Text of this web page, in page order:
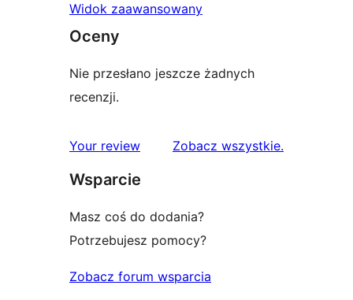
Widok zaawansowany
Oceny
Nie przesłano jeszcze żadnych
recenzji.
Your review Zobacz wszystkierecenzje
.
Wsparcie
Masz coś do dodania?
Potrzebujesz pomocy?
Zobacz forum wsparcia